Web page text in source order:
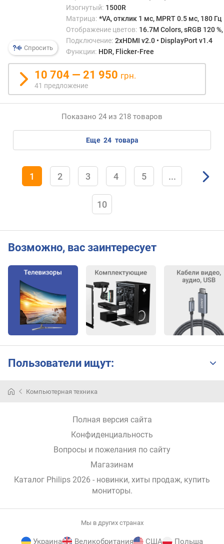
)
(
%
)
M
i
i
r
t
H
D
M
I
M
i
n
i
H
D
й
-
Спросить
Изогнутый: 1500R
Матрица: *VA, отклик 1 мс, MPRT 0.5 мс, 180 Гц
Отображение цветов: 16.7M Colors, sRGB 120
Подключение: 2xHDMI v2.0 • DisplayPort v1.4
Функции: HDR, Flicker-Free
10 704 — 21 950 грн.
41 предложение
Показано 24 из 218 товаров
еще 24 товара
1 2 3 4 5 ...
10
Возможно, вас заинтересует
Пользователи ищут:
Компьютерная техника
Полная версия сайта
Конфиденциальность
Вопросы и пожелания по сайту
Магазинам
Каталог Philips 2026 - новинки, хиты продаж, купить
мониторы.
Мы в других странах
Украина Великобритания США Польша